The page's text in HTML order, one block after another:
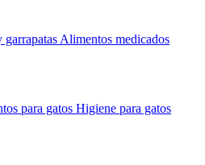
Alimentos medicados
para gatos Higiene para gatos